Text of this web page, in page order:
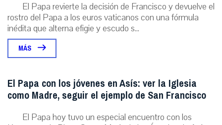
El Papa revierte la decisión de Francisco y devuelve el
rostro del Papa a los euros vaticanos con una fórmula
inédita que alterna efigie y escudo s...
MÁS
El Papa con los jóvenes en Asís: ver la Iglesia
como Madre, seguir el ejemplo de San Francisco
El Papa hoy tuvo un especial encuentro con los